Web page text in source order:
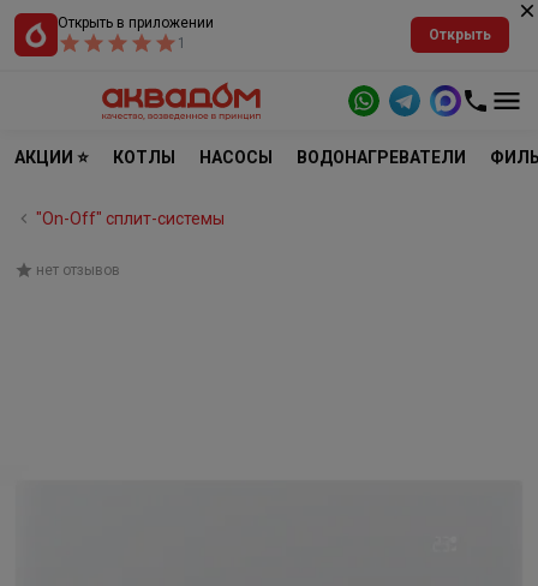
Открыть в приложении
1
Открыть
АКЦИИ ⭐ КОТЛЫ НАСОСЫ ВОДОНАГРЕВАТЕЛИ
"On-Off" cплит-системы
нет отзывов